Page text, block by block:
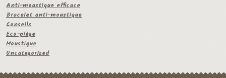
Anti-moustique efficace
Bracelet anti-moustique
Conseils
Eco-piège
Moustique
Uncategorized